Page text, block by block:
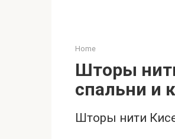
Home
Шторы
спальни и
Шторы нити